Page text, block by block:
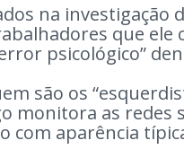
na investigação
que ele
psicológico”
são os
monitora as redes
com aparência